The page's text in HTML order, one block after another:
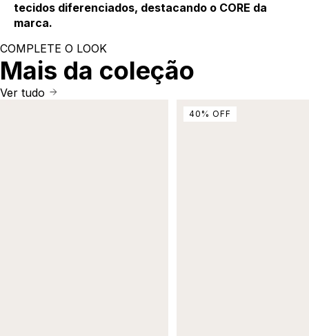
tecidos diferenciados, destacando o CORE da
marca.
COMPLETE O LOOK
Mais da coleção
Ver tudo
40 % OFF